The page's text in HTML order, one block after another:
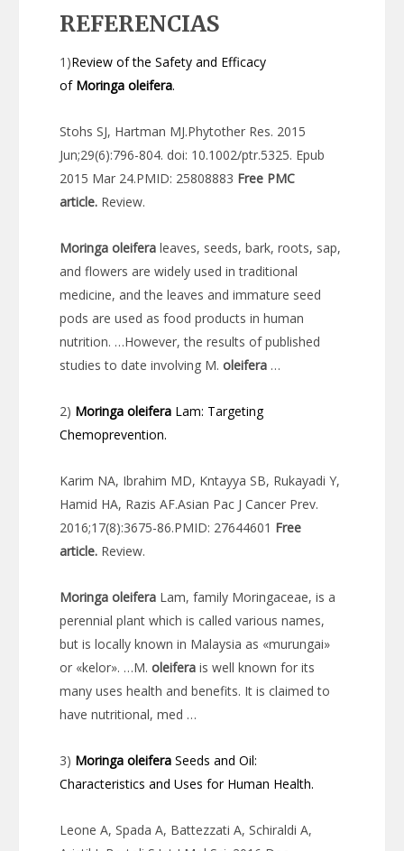
REFERENCIAS
1)Review of the Safety and Efficacy
of Moringa oleifera.
Stohs SJ, Hartman MJ.Phytother Res. 2015
Jun;29(6):796-804. doi: 10.1002/ptr.5325. Epub
2015 Mar 24.PMID: 25808883 Free PMC
article. Review.
Moringa oleifera leaves, seeds, bark, roots, sap,
and flowers are widely used in traditional
medicine, and the leaves and immature seed
pods are used as food products in human
nutrition. …However, the results of published
studies to date involving M. oleifera …
2) Moringa oleifera Lam: Targeting
Chemoprevention.
Karim NA, Ibrahim MD, Kntayya SB, Rukayadi Y,
Hamid HA, Razis AF.Asian Pac J Cancer Prev.
2016;17(8):3675-86.PMID: 27644601 Free
article. Review.
Moringa oleifera Lam, family Moringaceae, is a
perennial plant which is called various names,
but is locally known in Malaysia as «murungai»
or «kelor». …M. oleifera is well known for its
many uses health and benefits. It is claimed to
have nutritional, med …
3) Moringa oleifera Seeds and Oil:
Characteristics and Uses for Human Health.
Leone A, Spada A, Battezzati A, Schiraldi A,